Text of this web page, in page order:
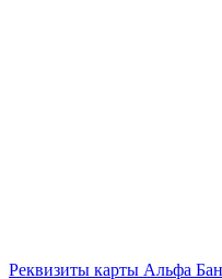
Реквизиты карты Альфа